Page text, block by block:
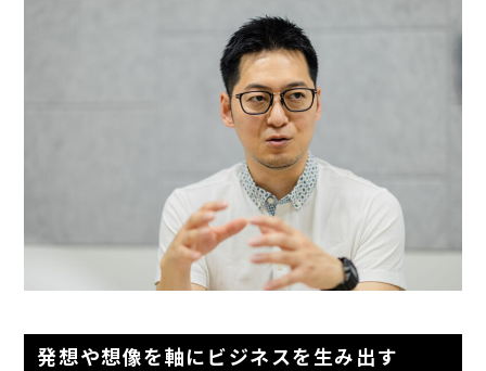
発想や想像を軸にビジネスを生み出す